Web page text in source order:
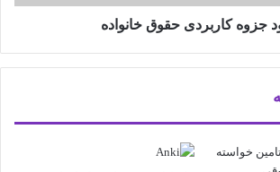
جزوه کاربردی حقوق خانواده